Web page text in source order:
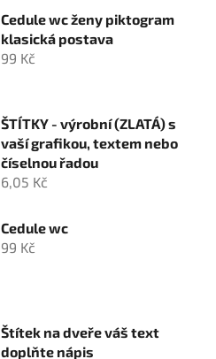
Cedule wc ženy piktogram
klasická postava
99 Kč
ŠTÍTKY - výrobní (ZLATÁ) s
vaší grafikou, textem nebo
číselnou řadou
6,05 Kč
Cedule wc
99 Kč
Štítek na dveře váš text
doplňte nápis